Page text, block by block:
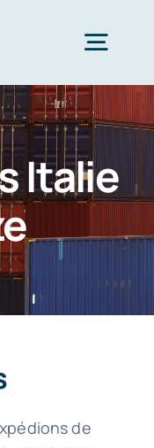
Italie
de